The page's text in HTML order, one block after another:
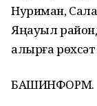
Нуриман,
Яңауыл
алырға
БАШИНФОРМ.